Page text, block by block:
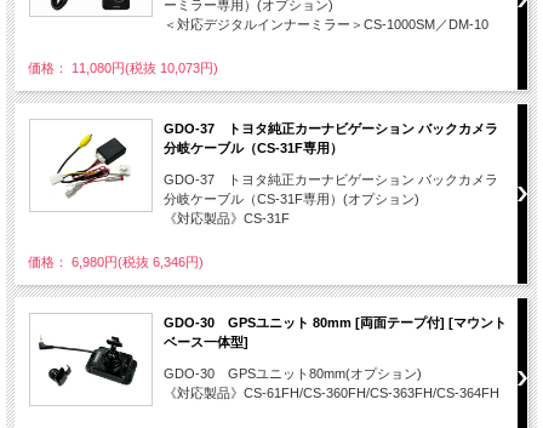
ーミラー専用）(オプション)
＜対応デジタルインナーミラー＞CS-1000SM／DM-10
価格： 11,080円(税抜 10,073円)
GDO-37 トヨタ純正カーナビゲーション バックカメラ
分岐ケーブル（CS-31F専用）
GDO-37 トヨタ純正カーナビゲーション バックカメラ
分岐ケーブル（CS-31F専用）(オプション)
《対応製品》CS-31F
価格： 6,980円(税抜 6,346円)
GDO-30 GPSユニット 80mm [両面テープ付] [マウント
ベース一体型]
GDO-30 GPSユニット80mm(オプション)
《対応製品》CS-61FH/CS-360FH/CS-363FH/CS-364FH